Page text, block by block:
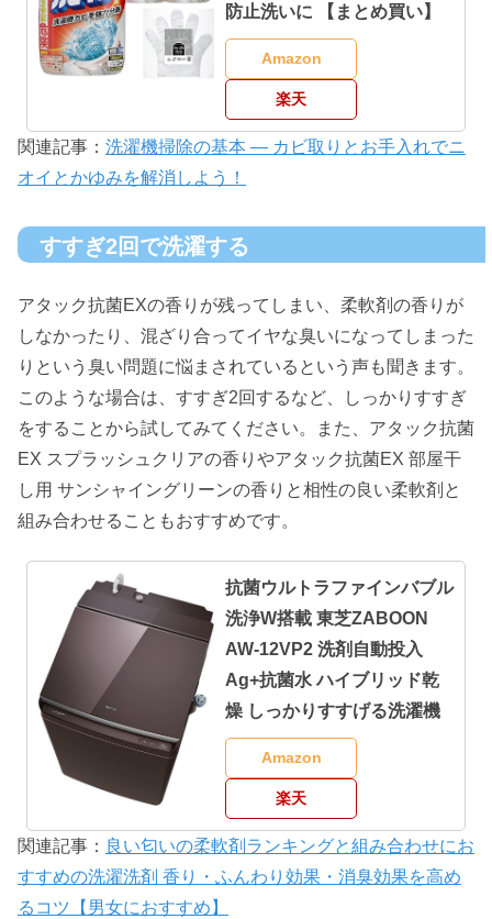
防止洗いに 【まとめ買い】
Amazon
楽天
関連記事： 洗濯機掃除の基本 ― カビ取りとお手入れでニ
オイとかゆみを解消しよう！
すすぎ2回で洗濯する
アタック抗菌EXの香りが残ってしまい、柔軟剤の香りが
しなかったり、混ざり合ってイヤな臭いになってしまった
りという臭い問題に悩まされているという声も聞きます。
このような場合は、すすぎ2回するなど、しっかりすすぎ
をすることから試してみてください。また、アタック抗菌
EX スプラッシュクリアの香りやアタック抗菌EX 部屋干
し用 サンシャイングリーンの香りと相性の良い柔軟剤と
組み合わせることもおすすめです。
抗菌ウルトラファインバブル
洗浄W搭載 東芝ZABOON
AW-12VP2 洗剤自動投入
Ag+抗菌水 ハイブリッド乾
燥 しっかりすすげる洗濯機
Amazon
楽天
関連記事： 良い匂いの柔軟剤ランキングと組み合わせにお
すすめの洗濯洗剤 香り・ふんわり効果・消臭効果を高め
るコツ【男女におすすめ】